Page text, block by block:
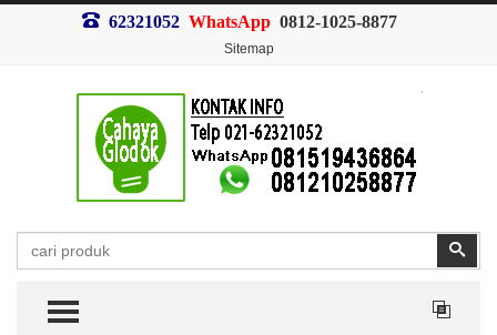
62321052 WhatsApp 0812-1025-8877
Sitemap
TOGGLE MENU